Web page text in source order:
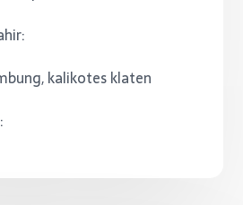
kalikotes klaten